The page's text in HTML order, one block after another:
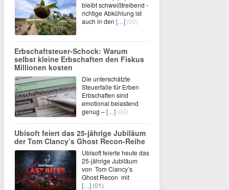
bleibt schweißtreibend -
richtige Abkühlung ist
auch in den […] (00)
Erbschaftsteuer-Schock: Warum
selbst kleine Erbschaften den Fiskus
Millionen kosten
Die unterschätzte
Steuerfalle für Erben
Erbschaften sind
emotional belastend
genug –[…] (00)
Ubisoft feiert das 25-jährige Jubiläum
der Tom Clancy’s Ghost Recon-Reihe
Ubisoft feierte heute das
25-jährige Jubiläum
von Tom Clancy’s
Ghost Recon mit
[…] (01)